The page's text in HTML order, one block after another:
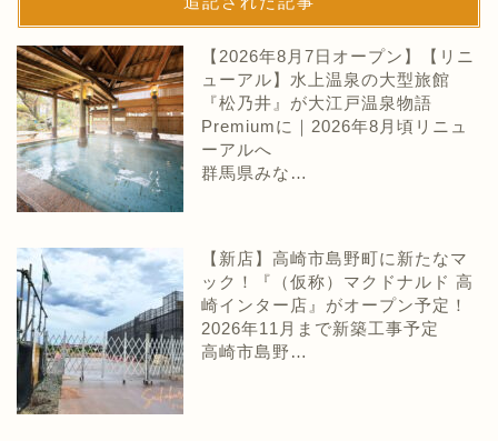
【2026年8月7日オープン】【リニ
ューアル】水上温泉の大型旅館
『松乃井』が大江戸温泉物語
Premiumに｜2026年8月頃リニュ
ーアルへ
群馬県みな…
【新店】高崎市島野町に新たなマ
ック！『（仮称）マクドナルド 高
崎インター店』がオープン予定！
2026年11月まで新築工事予定
高崎市島野…